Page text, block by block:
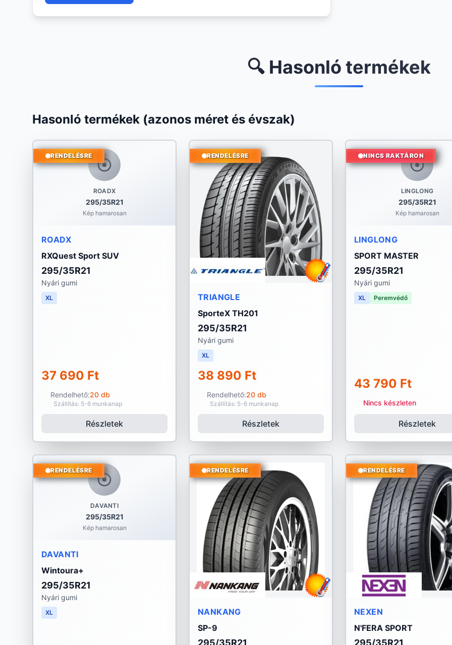
🔍 Hasonló termékek
Hasonló termékek (azonos méret és évszak)
ROADX
295/35R21
Kép hamarosan
RENDELÉSRE
ROADX
RXQuest Sport SUV
295/35R21
Nyári gumi
XL
37 690 Ft
Rendelhető:20 db
Szállítás: 5-6 munkanap
Részletek
RENDELÉSRE
TRIANGLE
SporteX TH201
295/35R21
Nyári gumi
XL
38 890 Ft
Rendelhető:20 db
Szállítás: 5-6 munkanap
Részletek
LINGLONG
295/35R21
Kép hamarosan
NINCS RAKTÁRON
LINGLONG
SPORT MASTER
295/35R21
Nyári gumi
XL Peremvédő
43 790 Ft
Nincs készleten
Részletek
DAVANTI
295/35R21
Kép hamarosan
RENDELÉSRE
DAVANTI
Wintoura+
295/35R21
Nyári gumi
XL
RENDELÉSRE
NANKANG
SP-9
295/35R21
RENDELÉSRE
NEXEN
N'FERA SPORT
295/35R21